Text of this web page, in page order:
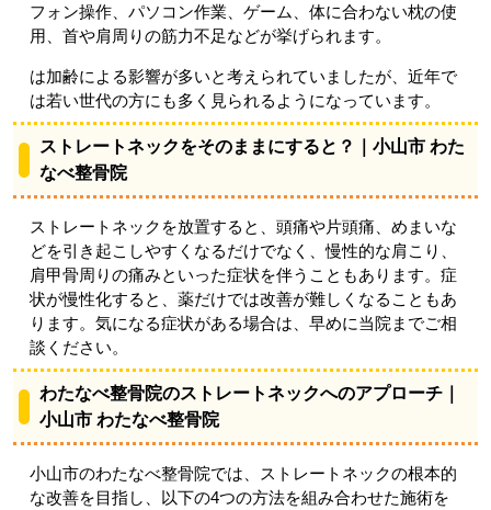
フォン操作、パソコン作業、ゲーム、体に合わない枕の使
用、首や肩周りの筋力不足などが挙げられます。
は加齢による影響が多いと考えられていましたが、近年で
は若い世代の方にも多く見られるようになっています。
ストレートネックをそのままにすると？｜小山市 わた
なべ整骨院
ストレートネックを放置すると、頭痛や片頭痛、めまいな
どを引き起こしやすくなるだけでなく、慢性的な肩こり、
肩甲骨周りの痛みといった症状を伴うこともあります。症
状が慢性化すると、薬だけでは改善が難しくなることもあ
ります。気になる症状がある場合は、早めに当院までご相
談ください。
わたなべ整骨院のストレートネックへのアプローチ｜
小山市 わたなべ整骨院
小山市のわたなべ整骨院では、ストレートネックの根本的
な改善を目指し、以下の4つの方法を組み合わせた施術を